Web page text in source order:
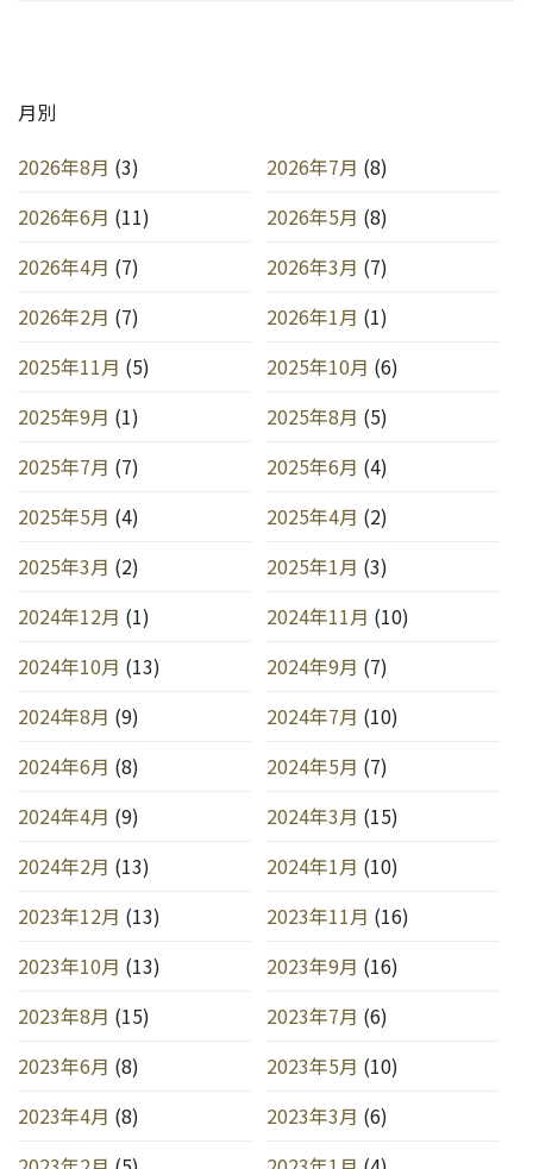
月別
2026年8月 (3) 2026年7月 (8)
2026年6月 (11) 2026年5月 (8)
2026年4月 (7) 2026年3月 (7)
2026年2月 (7) 2026年1月 (1)
2025年11月 (5) 2025年10月 (6)
2025年9月 (1) 2025年8月 (5)
2025年7月 (7) 2025年6月 (4)
2025年5月 (4) 2025年4月 (2)
2025年3月 (2) 2025年1月 (3)
2024年12月 (1) 2024年11月 (10)
2024年10月 (13) 2024年9月 (7)
2024年8月 (9) 2024年7月 (10)
2024年6月 (8) 2024年5月 (7)
2024年4月 (9) 2024年3月 (15)
2024年2月 (13) 2024年1月 (10)
2023年12月 (13) 2023年11月 (16)
2023年10月 (13) 2023年9月 (16)
2023年8月 (15) 2023年7月 (6)
2023年6月 (8) 2023年5月 (10)
2023年4月 (8) 2023年3月 (6)